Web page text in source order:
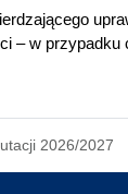
– w przypadku
2026/2027